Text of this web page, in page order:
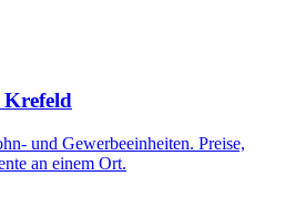
Krefeld
und Gewerbeeinheiten. Preise,
an einem Ort.